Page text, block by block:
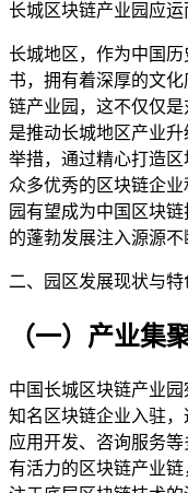
长城区块链产业园应运
长城地区，作为中国
书，拥有着深厚的文
链产业园，这不仅仅
是推动长城地区产业
举措，通过精心打造
众多优秀的区块链企
园有望成为中国区块
的蓬勃发展注入源源不
二、园区发展现状与特
（一）产业集
中国长城区块链产业
知名区块链企业入驻，
应用开发、咨询服务
有活力的区块链产业